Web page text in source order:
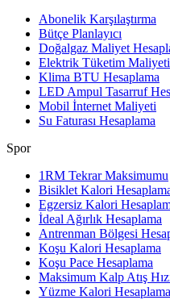
Abonelik Karşılaştırma
Bütçe Planlayıcı
Doğalgaz Maliyet
Elektrik Tüketim Maliyeti
Klima BTU Hesaplama
LED Ampul Tasarruf
Mobil İnternet Maliyeti
Su Faturası Hesaplama
Spor
1RM Tekrar Maksimumu
Bisiklet Kalori
Egzersiz Kalori
İdeal Ağırlık Hesaplama
Antrenman Bölgesi
Koşu Kalori Hesaplama
Koşu Pace Hesaplama
Maksimum Kalp Atış
Yüzme Kalori Hesaplama